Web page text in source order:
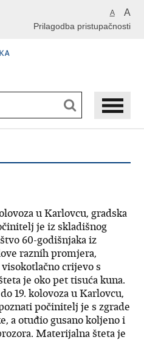
A A
Prilagodba pristupačnosti
u Karlovcu, gradska
je iz skladišnog
60-godišnjaka iz
raznih promjera,
crijevo s
je oko pet tisuća kuna.
19. kolovoza u Karlovcu,
počinitelj je s zgrade
a otuđio gusano koljeno i
Materijalna šteta je